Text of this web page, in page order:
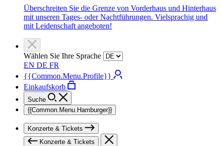
Überschreiten Sie die Grenze von Vorderhaus und Hinterhaus
mit unseren Tages- oder Nachtführungen. Vielsprachig und
mit Leidenschaft angeboten!
Wählen Sie Ihre Sprache
EN DE FR
{{Common.Menu.Profile}}
Einkaufskorb
Suche
{{Common.Menu.Hamburger}}
Konzerte & Tickets
Konzerte & Tickets